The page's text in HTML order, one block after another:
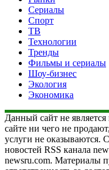
Сериалы
Спорт
ТВ
Технологии
Тренды
Фильмы и сериалы
Шоу-бизнес
Экология
Экономика
Данный сайт не
сайте ни чего не
услуги не оказываются.
новостей RSS канала
newsru.com. Материалы